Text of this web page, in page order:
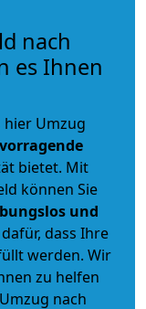
nach
es Ihnen
hier Umzug
bietet. Mit
können Sie
und
dass Ihre
werden. Wir
zu helfen
nach